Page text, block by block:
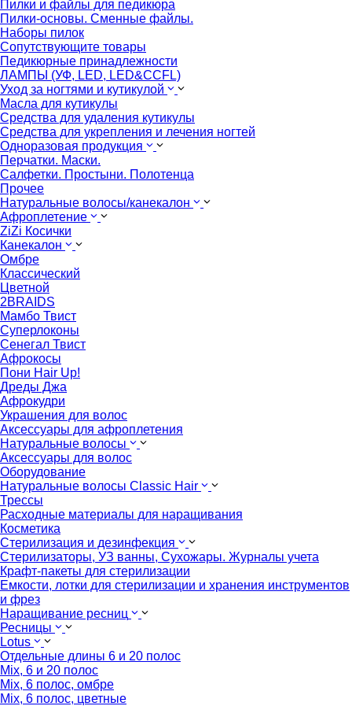
Пилки и файлы для педикюра
Пилки-основы. Сменные файлы.
Наборы пилок
Сопутствующите товары
Педикюрные принадлежности
ЛАМПЫ (УФ, LED, LED&CCFL)
Уход за ногтями и кутикулой
Масла для кутикулы
Средства для удаления кутикулы
Средства для укрепления и лечения ногтей
Одноразовая продукция
Перчатки. Маски.
Салфетки. Простыни. Полотенца
Прочее
Натуральные волосы/канекалон
Афроплетение
ZiZi Косички
Канекалон
Омбре
Классический
Цветной
2BRAIDS
Мамбо Твист
Суперлоконы
Сенегал Твист
Афрокосы
Пони Hair Up!
Дреды Джа
Афрокудри
Украшения для волос
Аксессуары для афроплетения
Натуральные волосы
Аксессуары для волос
Оборудование
Натуральные волосы Classic Hair
Трессы
Расходные материалы для наращивания
Косметика
Стерилизация и дезинфекция
Стерилизаторы, УЗ ванны, Сухожары. Журналы учета
Крафт-пакеты для стерилизации
Емкости, лотки для стерилизации и хранения инструментов
и фрез
Наращивание ресниц
Ресницы
Lotus
Отдельные длины 6 и 20 полос
Mix, 6 и 20 полос
Mix, 6 полос, омбре
Mix, 6 полос, цветные